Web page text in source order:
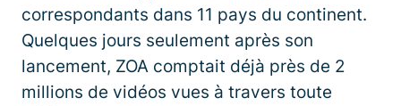
correspondants dans 11 pays du continent.
Quelques jours seulement après son
lancement, ZOA comptait déjà près de 2
millions de vidéos vues à travers toute